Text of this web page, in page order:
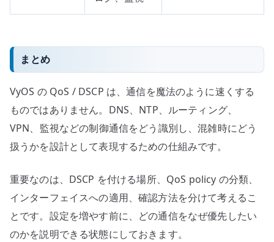
まとめ
VyOS の QoS / DSCP は、通信を魔法のように速くする
ものではありません。DNS、NTP、ルーティング、
VPN、監視などの制御通信をどう識別し、混雑時にどう
扱うかを設計として表現するための仕組みです。
重要なのは、DSCP を付ける場所、QoS policy の分類、
インターフェイスへの適用、確認方法を分けて考えるこ
とです。設定を増やす前に、どの通信をなぜ優先したい
のかを説明できる状態にしておきます。